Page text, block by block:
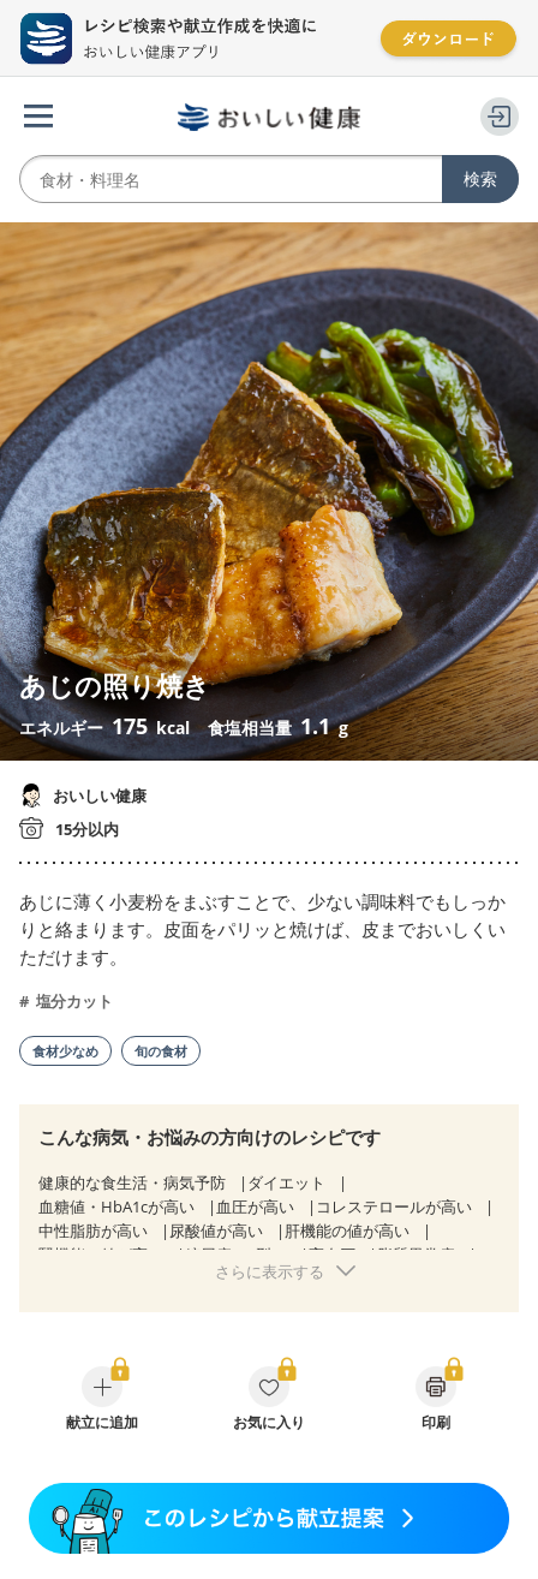
あじの照り焼き
エネルギー175 kcal 食塩相当量 1.1 g
おいしい健康
15分以内
あじに薄く小麦粉をまぶすことで、少ない調味料でもしっか
りと絡まります。皮面をパリッと焼けば、皮までおいしくい
ただけます。
塩分カット
食材少なめ 旬の食材
こんな病気・お悩みの方向けのレシピです
健康的な食生活・病気予防
ダイエット
血糖値・HbA1cが高い
血圧が高い
コレステロールが高い
中性脂肪が高い
尿酸値が高い
肝機能の値が高い
腎機能の値が高い
糖尿病（2型） 高血圧
脂質異常症
狭心症 心筋梗塞
潰瘍性大腸炎（寛解期）
クローン病（寛解期）
過敏性腸症候群（IBS）
糖尿病性腎症（第１期）
糖尿病性腎症（第２期）
糖尿病性腎症（第３期）
乳がん（抗がん剤治療中）
乳がん（放射線治療中）
乳がん治療を終えた方・経過観察中の方など
さらに表示する
献立に追加 お気に入り 印刷